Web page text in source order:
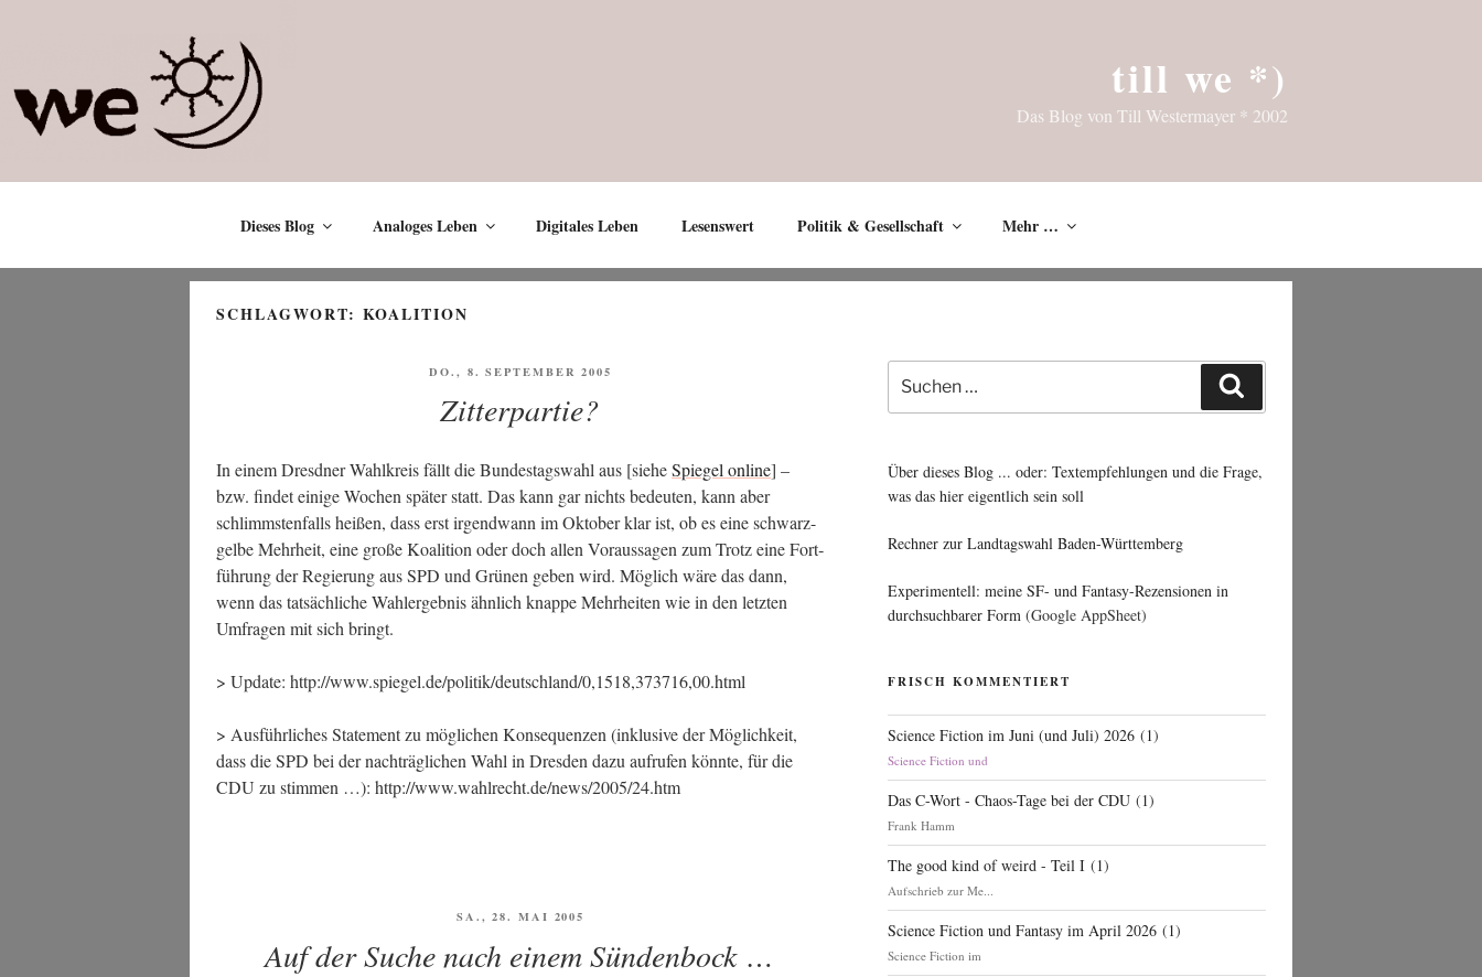
till we *)
Das Blog von Till Westermayer * 2002
Dieses Blog Analoges Leben Digitales Leben Lesenswert Politik & Gesellschaft Mehr …
SCHLAGWORT: KOALITION
VERÖFFENTLICHT
DO., 8. SEPTEMBER 2005
Zitterpartie?
In einem Dresd­ner Wahl­kreis fällt die Bun­des­tags­wahl aus [sie­heSpie­gel online] –
bzw. fin­det eini­ge Wochen spä­ter statt. Das kann gar nichts bedeu­ten, kann aber
schlimms­ten­falls hei­ßen, dass erst irgend­wann im Okto­ber klar ist, ob es eine schwarz-
gel­be Mehr­heit, eine gro­ße Koali­ti­on oder doch allen Vor­aus­sa­gen zum Trotz eine Fort­
füh­rung der Regie­rung aus SPD und Grü­nen geben wird. Mög­lich wäre das dann,
wenn das tat­säch­li­che Wahl­er­geb­nis ähn­lich knap­pe Mehr­hei­ten wie in den letz­ten
Umfra­gen mit sich bringt.
> Update: http://www.spiegel.de/politik/deutschland/0,1518,373716,00.html
> Aus­führ­li­ches State­ment zu mög­li­chen Kon­se­quen­zen (inklu­si­ve der Mög­lich­keit,
dass die SPD bei der nach­träg­li­chen Wahl in Dres­den dazu auf­ru­fen könn­te, für die
CDU zu stim­men …): http://www.wahlrecht.de/news/2005/24.htm
VERÖFFENTLICHT
SA., 28. MAI 2005
Auf der Suche nach einem Sündenbock …
Suche
nach:
Über dieses Blog ... oder: Textempfehlungen und die Frage,
was das hier eigentlich sein soll
Rechner zur Landtagswahl Baden-Württemberg
Experimentell: meine SF- und Fantasy-Rezensionen in
durchsuchbarer Form (Google AppSheet)
FRISCH KOMMENTIERT
Science Fiction im Juni (und Juli) 2026 (1)
Science Fiction und
Das C-Wort - Chaos-Tage bei der CDU (1)
Frank Hamm
The good kind of weird - Teil I (1)
Aufschrieb zur Me...
Science Fiction und Fantasy im April 2026 (1)
Science Fiction im